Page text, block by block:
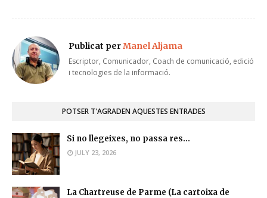
Publicat perManel Aljama
Escriptor, Comunicador, Coach de comunicació, edició
i tecnologies de la informació.
POTSER T'AGRADEN AQUESTES ENTRADES
Si no llegeixes, no passa res...
JULY 23, 2026
La Chartreuse de Parme (La cartoixa de